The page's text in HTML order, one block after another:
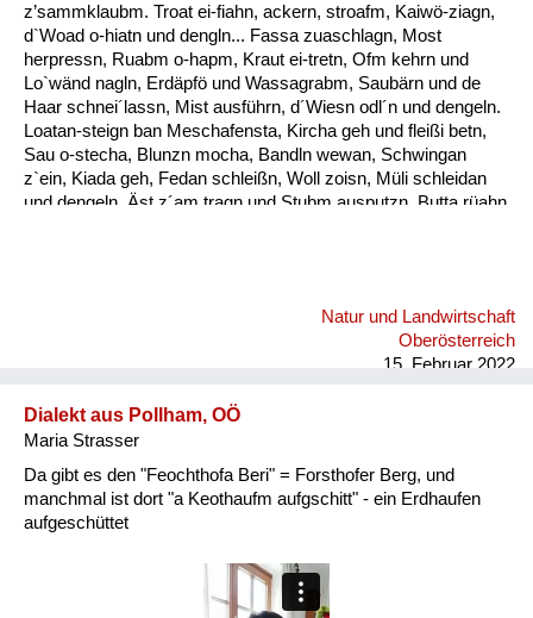
z’sammklaubm. Troat ei-fiahn, ackern, stroafm, Kaiwö-ziagn,
d`Woad o-hiatn und dengln... Fassa zuaschlagn, Most
herpressn, Ruabm o-hapm, Kraut ei-tretn, Ofm kehrn und
Lo`wänd nagln, Erdäpfö und Wassagrabm, Saubärn und de
Haar schnei´lassn, Mist ausführn, d´Wiesn odl´n und dengeln.
Loatan-steign ban Meschafensta, Kircha geh und fleißi betn,
Sau o-stecha, Blunzn mocha, Bandln wewan, Schwingan
z`ein, Kiada geh, Fedan schleißn, Woll zoisn, Müli schleidan
und dengeln. Äst z´am tragn und Stubm ausputzn, Butta rüahn
z´lacha, da kimmt ma kam zan Kinamocha. Da Herbst klopft
langsam a, d´Schwalbm fliagn scho davo, wann glei da
Natur und Landwirtschaft
Oberösterreich
15. Februar 2022
Dialekt aus Pollham, OÖ
Maria Strasser
Da gibt es den "Feochthofa Beri" = Forsthofer Berg, und
manchmal ist dort "a Keothaufm aufgschitt" - ein Erdhaufen
aufgeschüttet